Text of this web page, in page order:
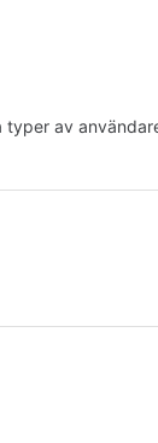
av